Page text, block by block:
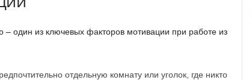
– один из ключевых факторов мотивации при работе из
отдельную комнату или уголок, где никто